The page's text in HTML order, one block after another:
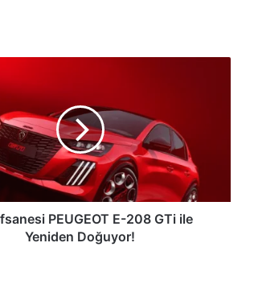
PEUGEOT E-208 GTi ile
Yeniden Doğuyor!